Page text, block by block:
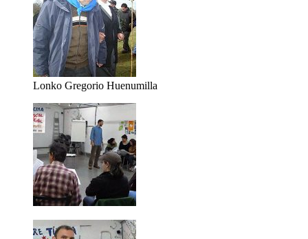
Lonko Gregorio Huenumilla